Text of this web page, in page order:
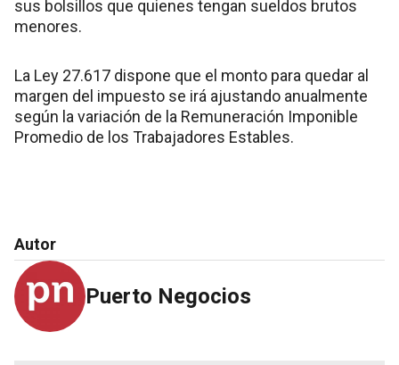
sus bolsillos que quienes tengan sueldos brutos
menores.
La Ley 27.617 dispone que el monto para quedar al
margen del impuesto se irá ajustando anualmente
según la variación de la Remuneración Imponible
Promedio de los Trabajadores Estables.
Autor
Puerto Negocios